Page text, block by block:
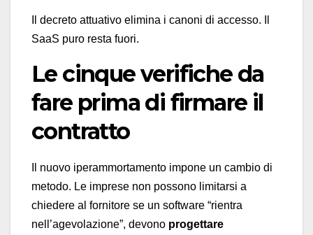
Il decreto attuativo elimina i canoni di accesso. Il
SaaS puro resta fuori.
Le cinque verifiche da
fare prima di firmare il
contratto
Il nuovo iperammortamento impone un cambio di
metodo. Le imprese non possono limitarsi a
chiedere al fornitore se un software “rientra
nell’agevolazione”, devono progettare